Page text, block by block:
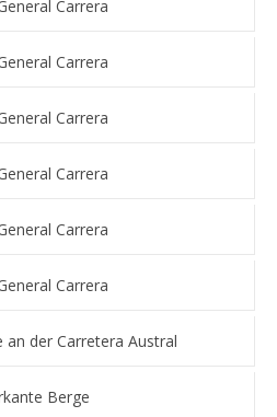
Carrera
Carrera
Carrera
Carrera
Carrera
Carrera
an der Carretera Austral
Berge